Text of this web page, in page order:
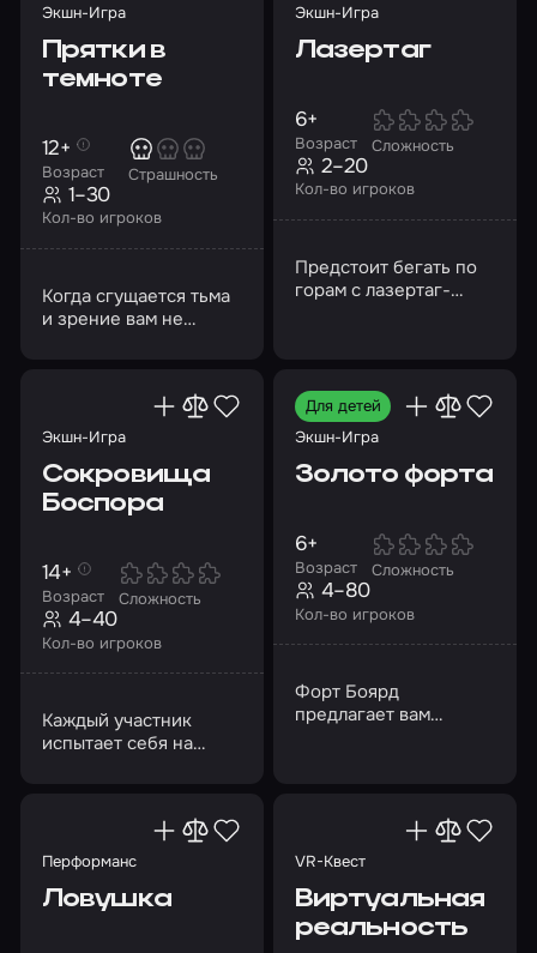
Экшн-Игра
Прятки в
темноте
Возраст
12+
Страшность
Кол-во игроков
1–30
Когда сгущается тьма
и зрение вам не
Экшн-Игра
Лазертаг
Возраст
6+
Сложность
Кол-во игроков
2–20
Предстоит бегать по
горам с лазертаг-
Экшн-Игра
Сокровища
Боспора
Возраст
14+
Сложность
Кол-во игроков
4–40
Каждый участник
испытает себя на
Для детей
Экшн-Игра
Золото форта
Возраст
6+
Сложность
Кол-во игроков
4–80
Форт Боярд
предлагает вам
Перформанс
Ловушка
VR-Квест
Виртуальная
реальность